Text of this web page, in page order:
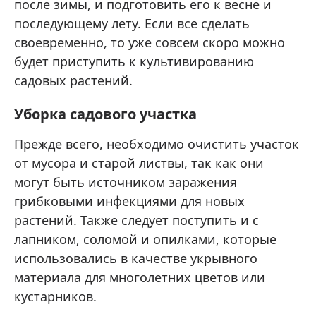
после зимы, и подготовить его к весне и
последующему лету. Если все сделать
своевременно, то уже совсем скоро можно
будет приступить к культивированию
садовых растений.
Уборка садового участка
Прежде всего, необходимо очистить участок
от мусора и старой листвы, так как они
могут быть источником заражения
грибковыми инфекциями для новых
растений. Также следует поступить и с
лапником, соломой и опилками, которые
использовались в качестве укрывного
материала для многолетних цветов или
кустарников.